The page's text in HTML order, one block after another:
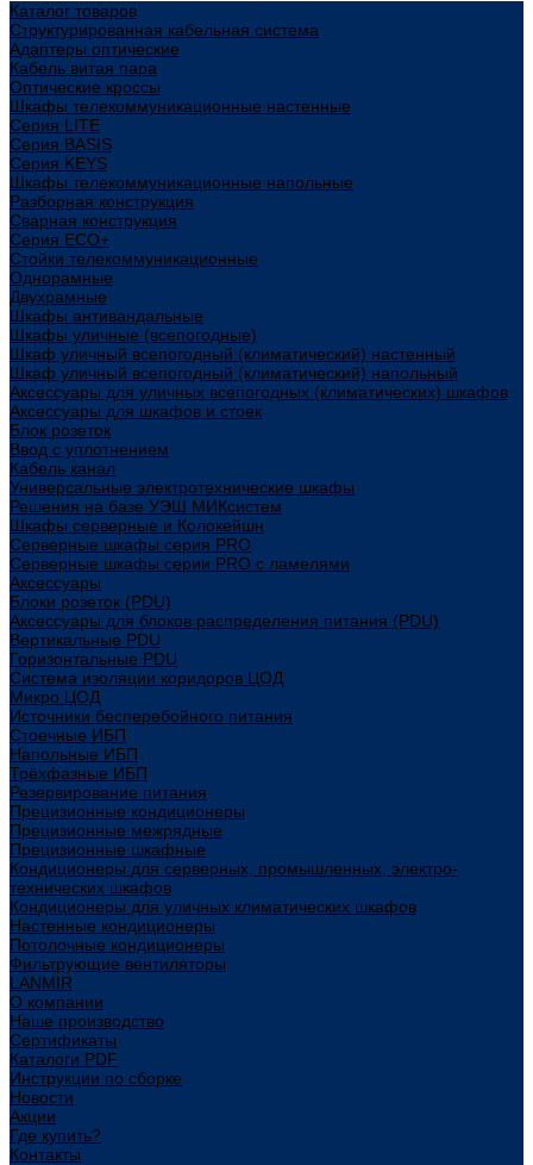
Каталог товаров
Структурированная кабельная система
Адаптеры оптические
Кабель витая пара
Оптические кроссы
Шкафы телекоммуникационные настенные
Cерия LITE
Cерия BASIS
Cерия KEYS
Шкафы телекоммуникационные напольные
Разборная конструкция
Сварная конструкция
Серия ECO+
Стойки телекоммуникационные
Однорамные
Двухрамные
Шкафы антивандальные
Шкафы уличные (всепогодные)
Шкаф уличный всепогодный (климатический) настенный
Шкаф уличный всепогодный (климатический) напольный
Аксессуары для уличных всепогодных (климатических) шкафов
Аксессуары для шкафов и стоек
Блок розеток
Ввод с уплотнением
Кабель канал
Универсальные электротехнические шкафы
Решения на базе УЭШ МИКсистем
Шкафы серверные и Колокейшн
Серверные шкафы серия PRO
Серверные шкафы серии PRO с ламелями
Аксессуары
Блоки розеток (PDU)
Аксессуары для блоков распределения питания (PDU)
Вертикальные PDU
Горизонтальные PDU
Система изоляции коридоров ЦОД
Микро ЦОД
Источники бесперебойного питания
Стоечные ИБП
Напольные ИБП
Трёхфазные ИБП
Резервирование питания
Прецизионные кондиционеры
Прецизионные межрядные
Прецизионные шкафные
Кондиционеры для серверных, промышленных, электро-
технических шкафов
Кондиционеры для уличных климатических шкафов
Настенные кондиционеры
Потолочные кондиционеры
Фильтрующие вентиляторы
LANMIR
О компании
Наше производство
Сертификаты
Каталоги PDF
Инструкции по сборке
Новости
Акции
Где купить?
Контакты